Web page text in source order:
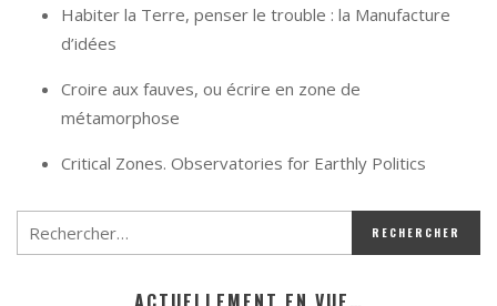
Habiter la Terre, penser le trouble : la Manufacture
d’idées
Croire aux fauves, ou écrire en zone de
métamorphose
Critical Zones. Observatories for Earthly Politics